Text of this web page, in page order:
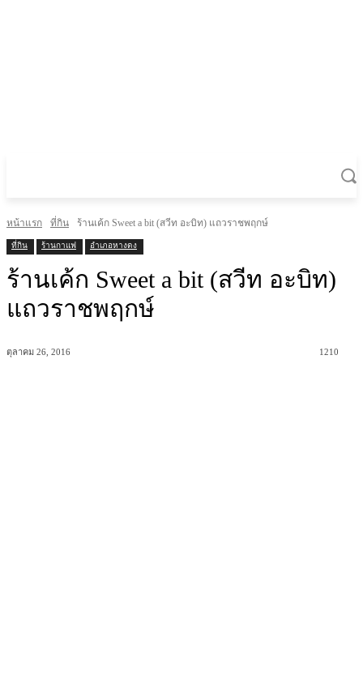
หน้าแรก ที่กิน ร้านเค้ก Sweet a bit (สวีท อะบิท) แถวราชพฤกษ์
ที่กิน ร้านกาแฟ อำเภอหางดง
ร้านเค้ก Sweet a bit (สวีท อะบิท)
แถวราชพฤกษ์
ตุลาคม 26, 2016 1210